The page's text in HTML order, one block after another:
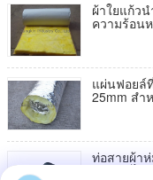
ผ้าใยแก้ว
ความร้อน
แผ่นฟอยล์
25mm สำ
ท่อสายผ้า
ร้อนทนไฟ